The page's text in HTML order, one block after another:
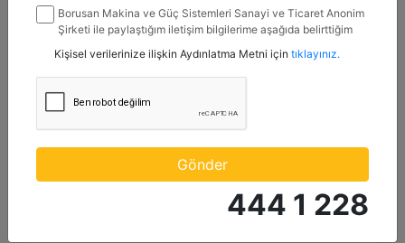
Kapasite :
9.2 ft³ - 259.89 l
Ağırlık :
410.5 lb - 186.19 kg
Teklif Al
Borusan Makina ve Güç Sistemleri Sanayi ve Ticaret Anonim
Şirketi ile paylaştığım iletişim bilgilerime aşağıda belirttiğim
mesaj gönderilmesine izin veriyorum.
Kişisel verilerinize ilişkin Aydınlatma Metni için tıklayınız.
Gönder
444 1 228